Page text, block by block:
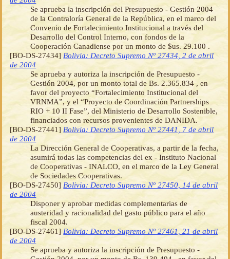
Se aprueba la inscripción del Presupuesto - Gestión 2004
de la Contraloría General de la República, en el marco del
Convenio de Fortalecimiento Institucional a través del
Desarrollo del Control Interno, con fondos de la
Cooperación Canadiense por un monto de $us. 29.100 .
[BO-DS-27434] Bolivia: Decreto Supremo Nº 27434, 2 de abril
de 2004
Se aprueba y autoriza la inscripción de Presupuesto -
Gestión 2004, por un monto total de Bs. 2.365.834 , en
favor del proyecto “Fortalecimiento Institucional del
VRNMA”, y el “Proyecto de Coordinación Partnerships
RIO + 10 II Fase”, del Ministerio de Desarrollo Sostenible,
financiados con recursos provenientes de DANIDA.
[BO-DS-27441] Bolivia: Decreto Supremo Nº 27441, 7 de abril
de 2004
La Dirección General de Cooperativas, a partir de la fecha,
asumirá todas las competencias del ex - Instituto Nacional
de Cooperativas - INALCO, en el marco de la Ley General
de Sociedades Cooperativas.
[BO-DS-27450] Bolivia: Decreto Supremo Nº 27450, 14 de abril
de 2004
Disponer y aprobar medidas complementarias de
austeridad y racionalidad del gasto público para el año
fiscal 2004.
[BO-DS-27461] Bolivia: Decreto Supremo Nº 27461, 21 de abril
de 2004
Se aprueba y autoriza la inscripción de Presupuesto -